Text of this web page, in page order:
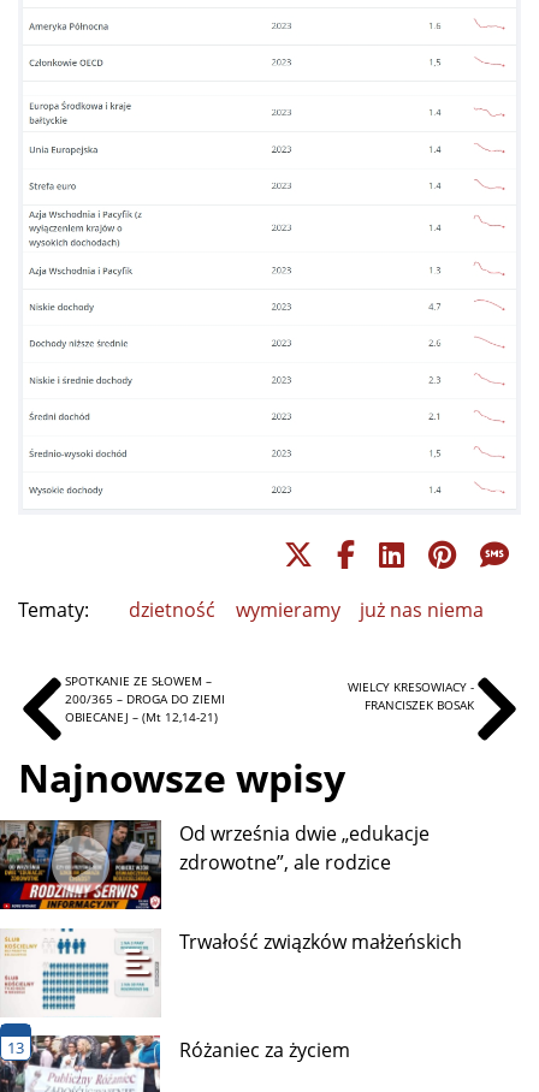
Tematy: dzietność wymieramy już nas niema
SPOTKANIE ZE SŁOWEM –
200/365 – DROGA DO ZIEMI
OBIECANEJ – (Mt 12,14-21)
WIELCY KRESOWIACY -
FRANCISZEK BOSAK
Najnowsze wpisy
Od września dwie „edukacje
zdrowotne”, ale rodzice
Trwałość związków małżeńskich
13 Różaniec za życiem